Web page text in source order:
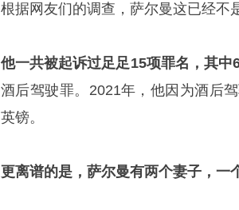
根据网友们的调查，萨尔曼这已经不
他一共被起诉过足足15项罪名，其中
酒后驾驶罪。2021年，他因为酒后
英镑。
更离谱的是，萨尔曼有两个妻子，一